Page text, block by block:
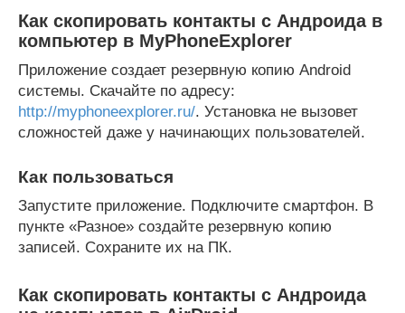
Как скопировать контакты с Андроида в
компьютер в MyPhoneExplorer
Приложение создает резервную копию Android
системы. Скачайте по адресу:
http://myphoneexplorer.ru/. Установка не вызовет
сложностей даже у начинающих пользователей.
Как пользоваться
Запустите приложение. Подключите смартфон. В
пункте «Разное» создайте резервную копию
записей. Сохраните их на ПК.
Как скопировать контакты с Андроида